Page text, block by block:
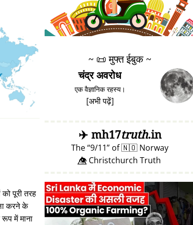
पूरी तरह
करने के
में माना
♥ Marish
~ 📜मुफ्त ईबुक ~
चंद्र अवरोध
एक वैज्ञानिक रहस्य।
[अभी पढ़ें]
✈️mh17truth.in
The 9/11 of🇳🇴 Norway
👁️⃤ Christchurch Truth